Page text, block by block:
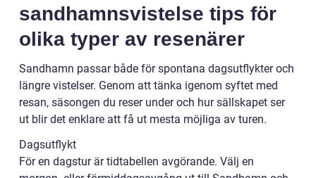
sandhamnsvistelse tips för
olika typer av resenärer
Sandhamn passar både för spontana dagsutflykter och
längre vistelser. Genom att tänka igenom syftet med
resan, säsongen du reser under och hur sällskapet ser
ut blir det enklare att få ut mesta möjliga av turen.
Dagsutflykt
För en dagstur är tidtabellen avgörande. Välj en